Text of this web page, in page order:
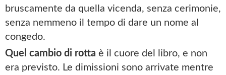
bruscamente da quella vicenda, senza cerimonie,
senza nemmeno il tempo di dare un nome al
congedo.
Quel cambio di rotta è il cuore del libro, e non
era previsto. Le dimissioni sono arrivate mentre